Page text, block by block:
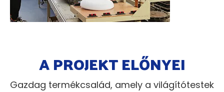
A PROJEKT ELŐNYEI
Gazdag termékcsalád, amely a világítótestek